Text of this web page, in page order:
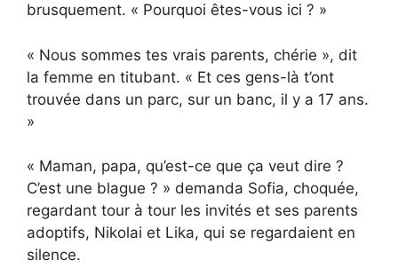
brusquement. « Pourquoi êtes-vous ici ? »
« Nous sommes tes vrais parents, chérie », dit
la femme en titubant. « Et ces gens-là t’ont
trouvée dans un parc, sur un banc, il y a 17 ans.
»
« Maman, papa, qu’est-ce que ça veut dire ?
C’est une blague ? » demanda Sofia, choquée,
regardant tour à tour les invités et ses parents
adoptifs, Nikolai et Lika, qui se regardaient en
silence.